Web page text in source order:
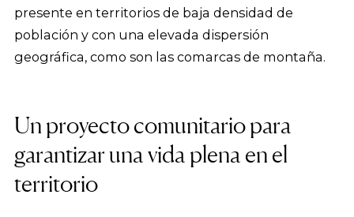
presente en territorios de baja densidad de
población y con una elevada dispersión
geográfica, como son las comarcas de montaña.
Un proyecto comunitario para
garantizar una vida plena en el
territorio